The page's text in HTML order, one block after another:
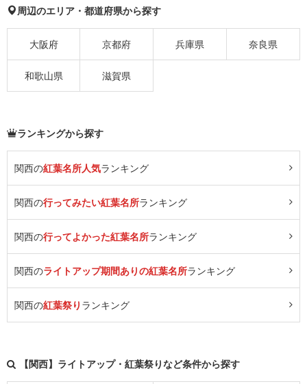
周辺のエリア・都道府県から探す
大阪府 京都府 兵庫県 奈良県
和歌山県 滋賀県
ランキングから探す
関西の紅葉名所人気ランキング
関西の行ってみたい紅葉名所ランキング
関西の行ってよかった紅葉名所ランキング
関西のライトアップ期間ありの紅葉名所ランキング
関西の紅葉祭り ランキング
【関西】ライトアップ・紅葉祭りなど条件から探す